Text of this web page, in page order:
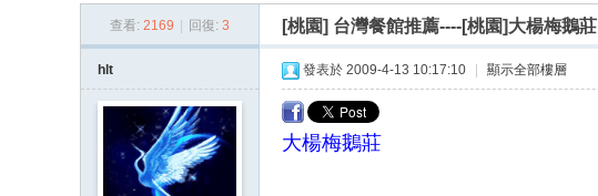
ho
pp
查看: 2169 回復: 3 [桃園] 台灣餐館推薦----[桃園]大楊梅鵝莊
hlt 發表於 2009-4-13 10:17:10 顯示全部樓層
大楊梅鵝莊